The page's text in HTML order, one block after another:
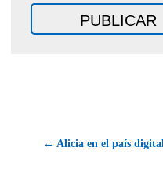
← Alicia en el país digital